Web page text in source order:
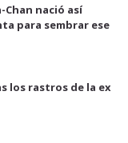
nació así
para sembrar ese
los rastros de la ex